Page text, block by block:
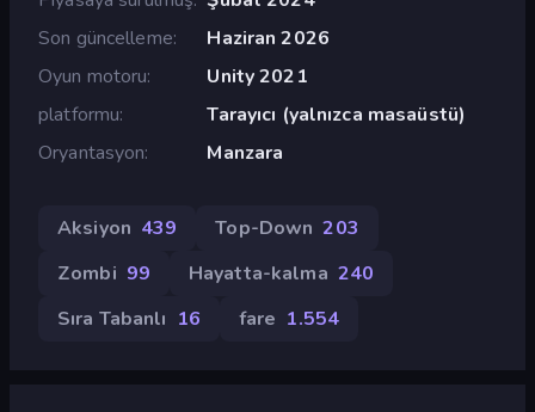
Son güncelleme
Haziran 2026
Oyun motoru
Unity 2021
platformu
Tarayıcı (yalnızca masaüstü)
Oryantasyon
Manzara
Aksiyon 439 Top-Down 203
Zombi 99 Hayatta-kalma 240
Sıra Tabanlı 16 fare 1.554